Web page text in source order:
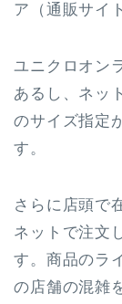
ア（通販サイ
ユニクロオン
あるし、ネッ
のサイズ指定
す。
さらに店頭で
ネットで注文
す。商品のラ
の店舗の混雑